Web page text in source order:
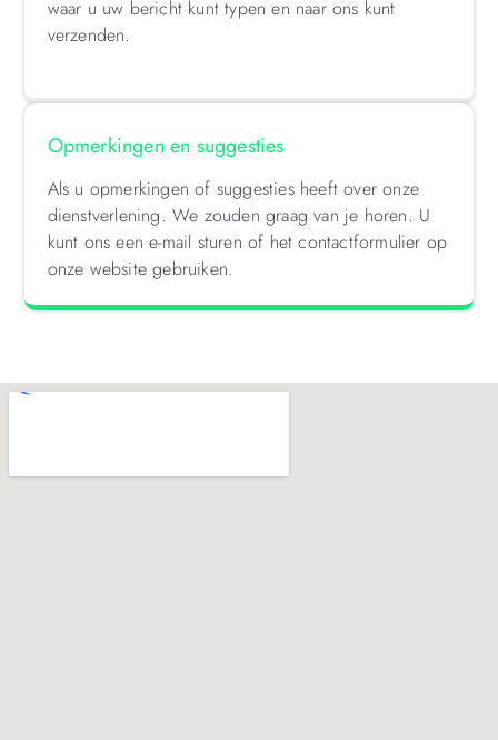
waar u uw bericht kunt typen en naar ons kunt
verzenden.
Opmerkingen en suggesties
Als u opmerkingen of suggesties heeft over onze
dienstverlening. We zouden graag van je horen. U
kunt ons een e-mail sturen of het contactformulier op
onze website gebruiken.